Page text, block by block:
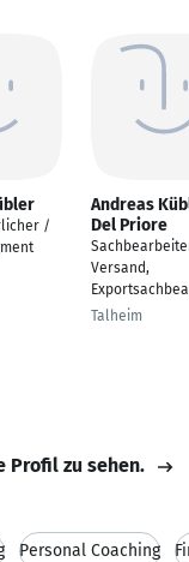
/
Andreas
Del Priore
Versand,
Talheim
Profil zu sehen.
Personal Coaching